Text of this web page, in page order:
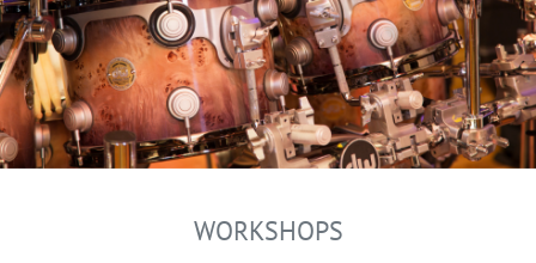
WORKSHOPS